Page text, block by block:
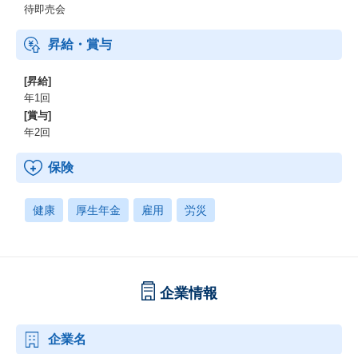
待即売会
昇給・賞与
[昇給]
年1回
[賞与]
年2回
保険
健康 厚生年金 雇用 労災
企業情報
企業名